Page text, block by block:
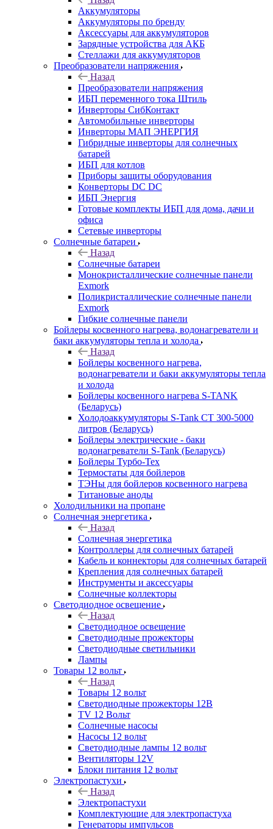
Аккумуляторы
Аккумуляторы по бренду
Аксессуары для аккумуляторов
Зарядные устройства для АКБ
Стеллажи для аккумуляторов
Преобразователи напряжения
Назад
Преобразователи напряжения
ИБП переменного тока Штиль
Инверторы СибКонтакт
Автомобильные инверторы
Инверторы МАП ЭНЕРГИЯ
Гибридные инверторы для солнечных
батарей
ИБП для котлов
Приборы защиты оборудования
Конверторы DC DC
ИБП Энергия
Готовые комплекты ИБП для дома, дачи и
офиса
Сетевые инверторы
Солнечные батареи
Назад
Солнечные батареи
Монокристаллические солнечные панели
Exmork
Поликристаллические солнечные панели
Exmork
Гибкие солнечные панели
Бойлеры косвенного нагрева, водонагреватели и
баки аккумуляторы тепла и холода
Назад
Бойлеры косвенного нагрева,
водонагреватели и баки аккумуляторы тепла
и холода
Бойлеры косвенного нагрева S-TANK
(Беларусь)
Холодоаккумуляторы S-Tank СТ 300-5000
литров (Беларусь)
Бойлеры электрические - баки
водонагреватели S-Tank (Беларусь)
Бойлеры Турбо-Тех
Термостаты для бойлеров
ТЭНы для бойлеров косвенного нагрева
Титановые аноды
Холодильники на пропане
Солнечная энергетика
Назад
Солнечная энергетика
Контроллеры для солнечных батарей
Кабель и коннекторы для солнечных батарей
Крепления для солнечных батарей
Инструменты и аксессуары
Солнечные коллекторы
Светодиодное освещение
Назад
Светодиодное освещение
Светодиодные прожекторы
Светодиодные светильники
Лампы
Товары 12 вольт
Назад
Товары 12 вольт
Светодиодные прожекторы 12В
TV 12 Вольт
Солнечные насосы
Насосы 12 вольт
Светодиодные лампы 12 вольт
Вентиляторы 12V
Блоки питания 12 вольт
Электропастухи
Назад
Электропастухи
Комплектующие для электропастуха
Генераторы импульсов